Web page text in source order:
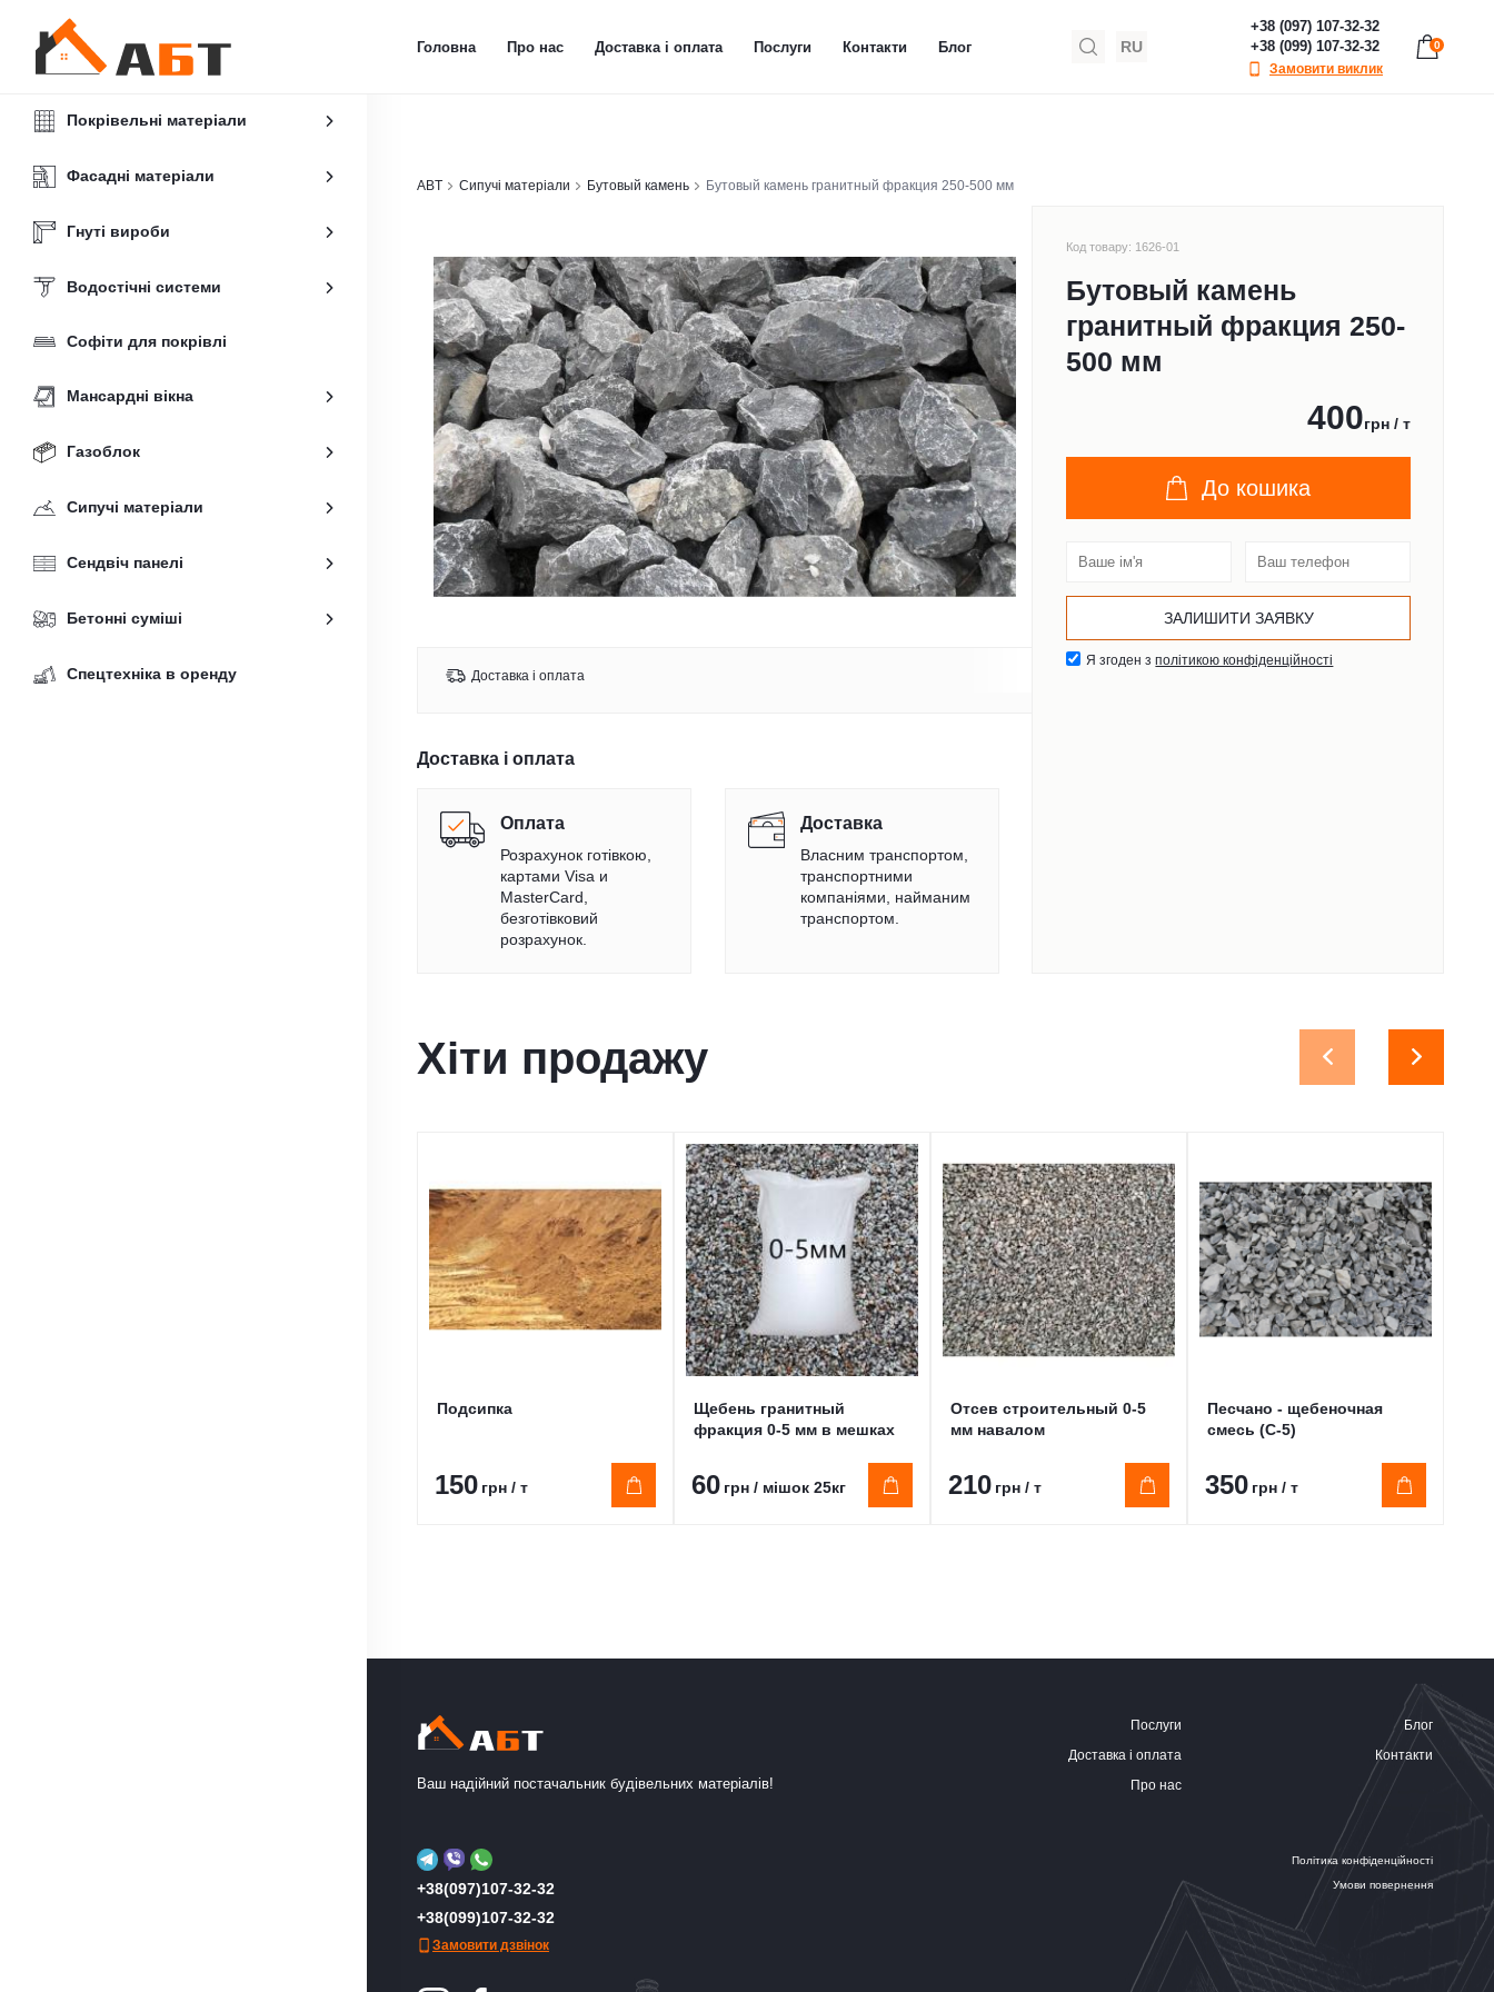
Головна Про нас Доставка і оплата Послуги Контакти Блог RU
+38 (097) 107-32-32
+38 (099) 107-32-32
Замовити виклик
0
Покрівельні матеріали
Фасадні матеріали
Гнуті вироби
Водостічні системи
Софіти для покрівлі
Мансардні вікна
Газоблок
Сипучі матеріали
Сендвіч панелі
Бетонні суміші
Спецтехніка в оренду
ABT Сипучі матеріали Бутовый камень Бутовый камень гранитный фракция 250-500 мм
Код товару: 1626-01
Бутовый камень
гранитный фракция 250-
500 мм
400грн / т
До кошика
Я згоден зполітикою конфіденційності
Доставка і оплата
Доставка і оплата
Оплата
Розрахунок готівкою,
картами Visa и
MasterCard,
безготівковий
розрахунок.
Доставка
Власним транспортом,
транспортними
компаніями, найманим
транспортом.
Хіти продажу
Подсипка
150 грн / т
Щебень гранитный
фракция 0-5 мм в мешках
60 грн / мішок 25кг
Отсев строительный 0-5
мм навалом
210 грн / т
Песчано - щебеночная
смесь (С-5)
350 грн / т
Ваш надійний постачальник будівельних матеріалів!
Послуги
Блог
Доставка і оплата
Контакти
Про нас
+38(097)107-32-32
+38(099)107-32-32
Замовити дзвінок
Політика конфіденційності
Умови повернення